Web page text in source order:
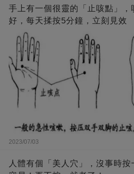
手上有一個很靈的「止咳點」，
好，每天揉按5分鐘，立刻見效
2023/07/03
人體有個「美人穴」，沒事時